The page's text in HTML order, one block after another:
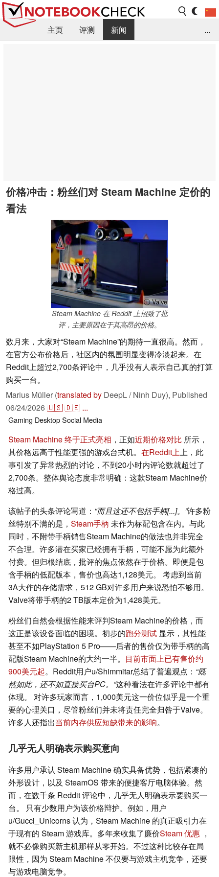
主页 评测
新闻
...
价格冲击：粉丝们对 Steam Machine 定价的
看法
ⓘ Valve
Steam Machine 在 Reddit 上招致了批
评，主要原因在于其高昂的价格。
数月来，大家对“Steam Machine”的期待一直很高。然而，
在官方公布价格后，社区内的氛围明显变得冷淡起来。在
Reddit上超过2,700条评论中，几乎没有人表示自己真的打算
购买一台。
Marius Müller (translated by DeepL / Ninh Duy), Published
06/24/2026🇺🇸🇩🇪 ...
Gaming DesktopSocial Media
Steam Machine 终于正式亮相 ，正如近期价格对比 所示，
其价格远高于性能更强的游戏台式机。 在Reddit上上，此
事引发了异常热烈的讨论，不到20小时内评论数就超过了
2,700条。整体舆论态度非常明确：这款Steam Machine价
格过高。
该帖子的头条评论写道： “而且这还不包括手柄[...]。”许多粉
丝特别不满的是， Steam手柄 未作为标配包含在内。与此
同时，不附带手柄销售Steam Machine的做法也并非完全
不合理。许多潜在买家已经拥有手柄，可能不愿为此额外
付费。但归根结底，批评的焦点依然在于价格。即便是包
含手柄的低配版本，售价也高达1,128美元。 考虑到当前
3A大作的存储需求，512 GB对许多用户来说恐怕不够用。
Valve将带手柄的2 TB版本定价为1,428美元。
粉丝们自然会根据性能来评判Steam Machine的价格，而
这正是该设备面临的困境。初步的跑分测试 显示，其性能
甚至不如PlayStation 5 Pro——后者的售价仅为带手柄的高
配版Steam Machine的大约一半。 目前市面上已有售价约
900美元起。Reddit用户u/Shimmitar总结了普遍观点： “既
然如此，还不如直接买台PC。”这种看法在许多评论中都有
体现。 对许多玩家而言，1,000美元这一价位似乎是一个重
要的心理关口，尽管粉丝们并未将责任完全归咎于Valve。
许多人还指出当前内存供应短缺带来的影响。
几乎无人明确表示购买意向
许多用户承认 Steam Machine 确实具备优势，包括紧凑的
外形设计，以及 SteamOS 带来的便捷客厅电脑体验。然
而，在数千条 Reddit 评论中，几乎无人明确表示要购买一
台。 只有少数用户为该价格辩护。例如，用户
u/Gucci_Unicorns 认为，Steam Machine 的真正吸引力在
于现有的 Steam 游戏库。多年来收集了廉价Steam 优惠 ，
就不必像购买新主机那样从零开始。不过这种比较存在局
限性，因为 Steam Machine 不仅要与游戏主机竞争，还要
与游戏电脑竞争。